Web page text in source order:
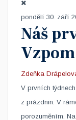
pondělí 30. září
Náš
Zdeňka
​V prvních
z prázdnin. V
porozuměním.